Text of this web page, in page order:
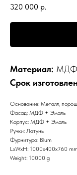
320 000 р.
Материал: МДФ,
Срок
Основание: Металл,
Фасад: МДФ + Эмаль
Корпус: МДФ + Эмаль
Ручки: Латунь
Фурнитура: Blum
LxWxH: 1000x400x760
Weight: 10000 g